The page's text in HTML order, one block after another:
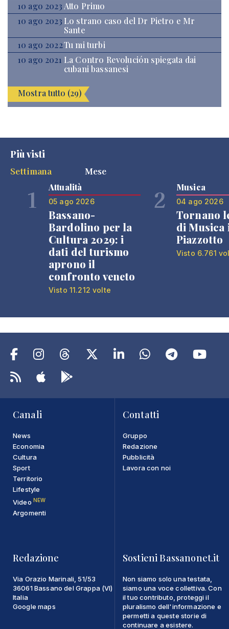
10 ago 2023 Atto Primo
10 ago 2023 Lo strano caso del Dr Pietro e Mr
Sante
10 ago 2022Tu mi turbi
10 ago 2021 La Contro Revolución spiegata dai
cubani bassanesi
Mostra tutto (29)
Più visti
Settimana
Mese
1 Attualità
05 ago 2026
Bassano-
Bardolino per la
Cultura 2029: i
dati del turismo
aprono il
confronto veneto
Visto 11.212 volte
2 Musica
04 ago 2026
Tornano
di Musica
Piazzotto
Visto 6.761
Canali
News
Economia
Cultura
Sport
Territorio
Lifestyle
Video NEW
Argomenti
Contatti
Gruppo
Redazione
Pubblicità
Lavora con noi
Redazione
Via Orazio Marinali, 51/53
36061 Bassano del Grappa (VI)
Italia
Google maps
Sostieni Bassanonet.it
Non siamo solo una testata,
siamo una voce collettiva. Con
il tuo contributo, proteggi il
pluralismo dell'informazione e
permetti a queste storie di
continuare a esistere.